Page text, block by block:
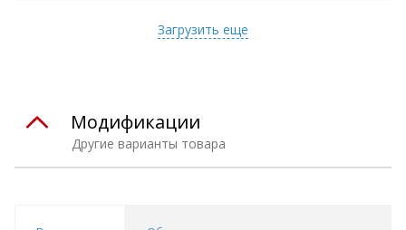
Загрузить еще
Другие варианты товара
Модификации